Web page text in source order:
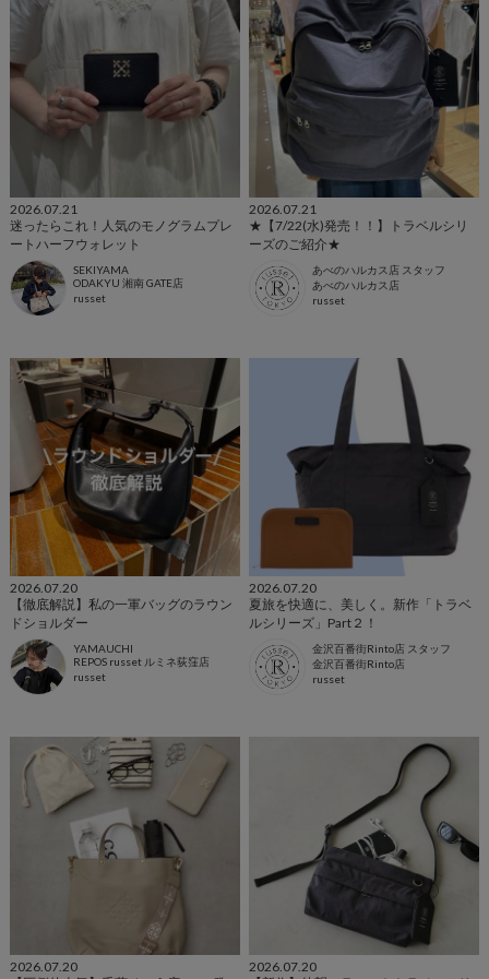
2026.07.21
迷ったらこれ！人気のモノグラムプレ
ートハーフウォレット
SEKIYAMA
ODAKYU 湘南 GATE店
russet
2026.07.21
★【7/22(水)発売！！】トラベルシリ
ーズのご紹介★
あべのハルカス店 スタッフ
あべのハルカス店
russet
2026.07.20
【徹底解説】私の一軍バッグのラウン
ドショルダー
YAMAUCHI
REPOS russet ルミネ荻窪店
russet
2026.07.20
夏旅を快適に、美しく。新作「トラベ
ルシリーズ」Part２！
金沢百番街Rinto店 スタッフ
金沢百番街Rinto店
russet
2026.07.20
2026.07.20